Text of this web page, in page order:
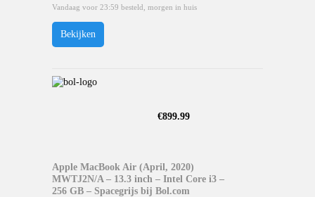
Vandaag voor 23:59 besteld, morgen in huis
Bekijken
€899.99
Apple MacBook Air (April, 2020)
MWTJ2N/A – 13.3 inch – Intel Core i3 –
256 GB – Spacegrijs bij Bol.com